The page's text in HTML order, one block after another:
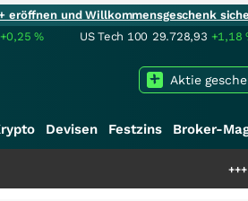
eröffnen und Willkommensgeschenk
+0,25% US Tech 100 29.728,93 +1,18
Aktie
Devisen Festzins Broker-